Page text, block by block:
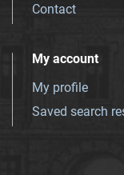
Contact
My account
My profile
Saved search